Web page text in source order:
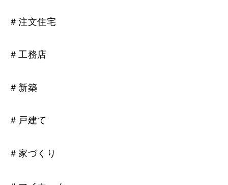
＃注文住宅
＃工務店
＃新築
＃戸建て
＃家づくり